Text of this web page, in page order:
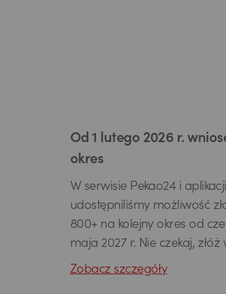
Od 1 lutego 2026 r.
okres
W serwisie Pekao24 i
udostępniliśmy możliwość
800+ na kolejny okres od
maja 2027 r. Nie czekaj,
Zobacz szczegóły